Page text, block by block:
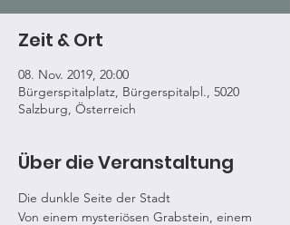
Zeit & Ort
08. Nov. 2019, 20:00
Bürgerspitalplatz, Bürgerspitalpl., 5020
Salzburg, Österreich
Über die Veranstaltung
Die dunkle Seite der Stadt
Von einem mysteriösen Grabstein, einem